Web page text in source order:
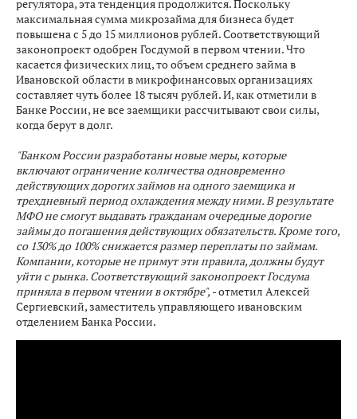
регулятора, эта тенденция продолжится. Поскольку
максимальная сумма микрозайма для бизнеса будет
повышена с 5 до 15 миллионов рублей. Соответствующий
законопроект одобрен Госдумой в первом чтении. Что
касается физических лиц, то объем среднего займа в
Ивановской области в микрофинансовых организациях
составляет чуть более 18 тысяч рублей. И, как отметили в
Банке России, не все заемщики рассчитывают свои силы,
когда берут в долг.
"Банком России разработаны новые меры, которые
включают ограничение количества одновременно
действующих дорогих займов на одного заемщика и
трехдневный период охлаждения между ними. В результате
МФО не смогут выдавать гражданам очередные дорогие
займы до погашения действующих обязательств. Кроме того,
со 130% до 100% снижается размер переплаты по займам.
Компании, которые не примут эти правила, должны будут
уйти с рынка. Соответствующий законопроект Госдума
приняла в первом чтении в октябре", - отметил Алексей
Сергиевский, заместитель управляющего ивановским
отделением Банка России.